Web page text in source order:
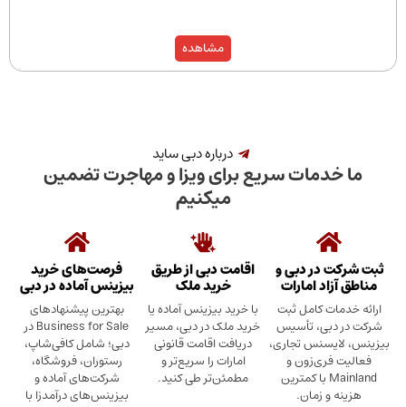
درباره دبی ساید
سریع برای ویزا و مهاجرت تضمین
در دبی و
امارات
کامل ثبت
تأسیس
تجاری،
و
Mainland با کمترین
اقامت دبی از طریق
خرید ملک
با خرید بیزینس آماده یا
خرید ملک در دبی، مسیر
دریافت اقامت قانونی
امارات را سریع‌تر و
مطمئن‌تر طی کنید.
فرصت‌های خرید
بیزینس آماده در دبی
بهترین پیشنهادهای
Business for Sale در
دبی؛ شامل کافی‌شاپ،
رستوران، فروشگاه،
شرکت‌های آماده و
بیزینس‌های درآمدزا با